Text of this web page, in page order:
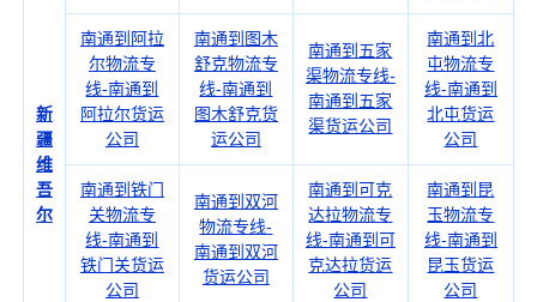
新
疆
维
吾
尔
南通到阿拉
尔物流专
线-南通到
阿拉尔货运
公司
南通到图木
舒克物流专
线-南通到
图木舒克货
运公司
南通到五家
渠物流专线-
南通到五家
渠货运公司
南通到北
屯物流专
线-南通到
北屯货运
公司
南通到铁门
关物流专
线-南通到
铁门关货运
公司
南通到双河
物流专线-
南通到双河
货运公司
南通到可克
达拉物流专
线-南通到可
克达拉货运
公司
南通到昆
玉物流专
线-南通到
昆玉货运
公司